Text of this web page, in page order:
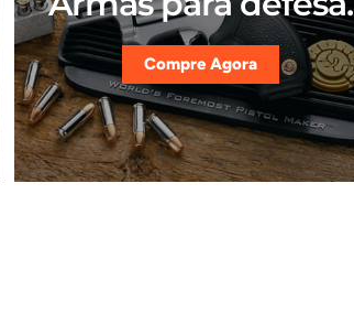
Compre Agora